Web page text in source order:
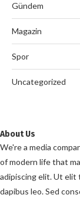
Gündem
Magazin
Spor
Uncategorized
About Us
We're a media
of modern life that
adipiscing elit. Ut elit
dapibus leo. Sed